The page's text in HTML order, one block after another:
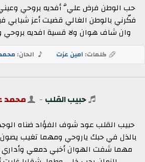
حب الوطن فرض عليَّ أفديه بروحي وعينيَّ
فكّرني بالوطن الغالي قضيت أعز شبابي
وان شاف هوان ولا قسية افديه بروحي
كلمات: امين عزت الحان:
حبيب القلب - محمد
حبيب القلب عود شوف الفؤاد ضناه
بالذل في حبك ياروحي ومهما تغيب
مهما شفت الهوان أخبي دمعي وأداري